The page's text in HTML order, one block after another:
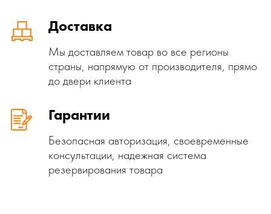
Доставка
Мы доставляем товар во все регионы
страны, напрямую от производителя, прямо
до двери клиента
Гарантии
Безопасная авторизация, своевременные
консультации, надежная система
резервирования товара